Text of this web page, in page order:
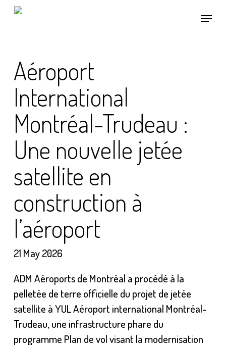
Skip
Menu
Aéroport
International
Montréal-Trudeau :
Une nouvelle jetée
satellite en
construction à
l’aéroport
21 May 2026
ADM Aéroports de Montréal a procédé à la
pelletée de terre officielle du projet de jetée
satellite à YUL Aéroport international Montréal-
Trudeau, une infrastructure phare du
programme Plan de vol visant la modernisation